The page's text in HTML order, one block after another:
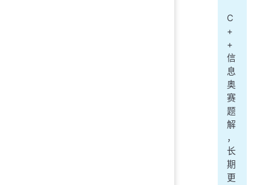
C
+
+
信
息
奥
赛
题
解
，
长
期
更